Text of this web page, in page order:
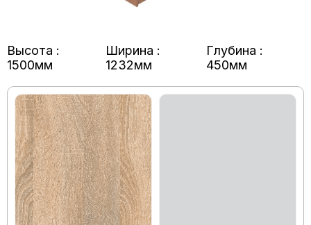
Высота :
1500мм
Ширина :
1232мм
Глубина :
450мм